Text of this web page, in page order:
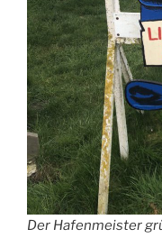
Der Hafenmeister